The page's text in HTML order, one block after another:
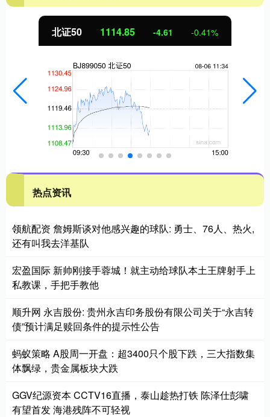
北证50 1114.85 -4.61 -0.41%
热点资讯
领航配资 詹姆斯谈对他感兴趣的球队: 勇士、76人、热火,
还有叫我去洋基队
宏盈国际 新帅刚接手蓉城！就主动给球队本土王牌射手上
私教课，手把手教他
顺升网 永吉股份: 贵州永吉印务股份有限公司关于“永吉转
债”预计满足赎回条件的提示性公告
蚂蚁策略 A股周一开盘：超3400只个股下跌，三大指数集
体飘绿，贵金属板块大跌
GGV纪源资本 CCTV16直播，泰山趁热打铁 陈泽仕彭啸
有望首发 海港残阵不可轻视